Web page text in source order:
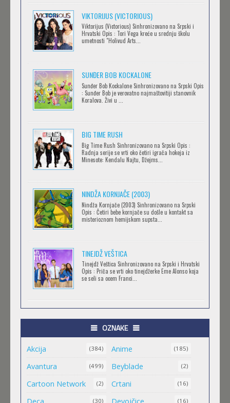
SERVAMP
Feb 12 2023 |
2.43: SEIIN HIGH SCHOOL BOYS VOLLEYBALL
TEAM
CLEAN FREAK! AOYAMA-KUN
Feb 12 2023 |Gledaj »
RECORD OF RAGNAROK
Feb 11 2023 |Gledaj »
TORADORA
Feb 11 2023 |Gledaj »
TRIGUN STAMPEDE
Feb 11 2023 |Gledaj »
ORIENT
Feb 11 2023 |Gledaj »
VIKTORIJUS (VICTORIOUS)
Viktorijus (Victorious) Sinhronizovano na Srpski i
Hrvatski Opis : Tori Vega kreće u srednju školu
umetnosti "Holivud Arts...
SUNĐER BOB KOCKALONE
Sunđer Bob Kockalone Sinhronizovano na Srpski Opis
: Sunđer Bob je verovatno najmaštovitiji stanovnik
Koralova. Živi u ...
BIG TIME RUSH
Big Time Rush Sinhronizovano na Srpski Opis :
Radnja serije se vrti oko četiri igrača hokeja iz
Minesote: Kendalu Najtu, Džejms...
NINDŽA KORNJAČE (2003)
Nindža Kornjače (2003) Sinhronizovano na Srpski
Opis : Četiri bebe kornjače su došle u kontakt sa
misterioznom hemijskom supsta...
TINEJDŽ VEŠTICA
Tinejdž Veštica Sinhronizovano na Srpski i Hrvatski
Opis : Priča se vrti oko tinejdžerke Eme Alonso koja
se seli sa ocem Franci...
OZNAKE
Akcija (384) Anime (185)
Avantura (499) Beyblade (2)
Cartoon Network (2) Crtani (16)
(30) (16)